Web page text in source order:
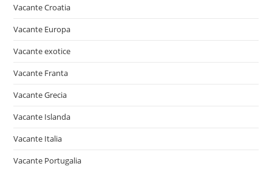
Vacante Croatia
Vacante Europa
Vacante exotice
Vacante Franta
Vacante Grecia
Vacante Islanda
Vacante Italia
Vacante Portugalia